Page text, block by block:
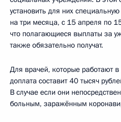
установить для них
на три месяца, с 15 апреля по
что полагающиеся выплаты за
также обязательно получат.
Для врачей, которые работают
доплата составит 40 тысяч
В случае если они
больным, заражённым